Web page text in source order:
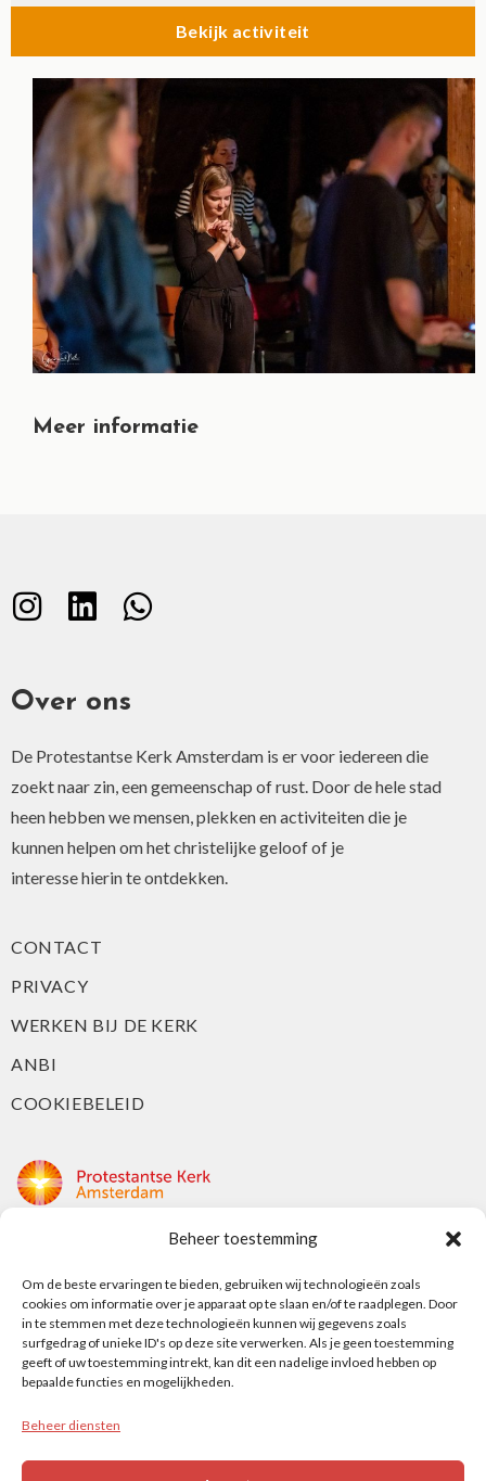
Beheer toestemming
Om de beste ervaringen te bieden, gebruiken wij technologieën zoals
cookies om informatie over je apparaat op te slaan en/of te raadplegen. Door
in te stemmen met deze technologieën kunnen wij gegevens zoals
surfgedrag of unieke ID's op deze site verwerken. Als je geen toestemming
geeft of uw toestemming intrekt, kan dit een nadelige invloed hebben op
bepaalde functies en mogelijkheden.
Beheer diensten
Bekijk activiteit
Meer informatie
Over ons
De Protestantse Kerk Amsterdam is er voor iedereen die
zoekt naar zin, een gemeenschap of rust. Door de hele stad
heen hebben we mensen, plekken en activiteiten die je
kunnen helpen om het christelijke geloof of je
interesse hierin te ontdekken.
CONTACT
PRIVACY
WERKEN BIJ DE KERK
ANBI
COOKIEBELEID
Nieuwe Herengracht 18
1018 DP Amsterdam
t: 020 5353 700
e: info@protestantsamsterdam.nl
Protestantse Diaconie Amsterdam